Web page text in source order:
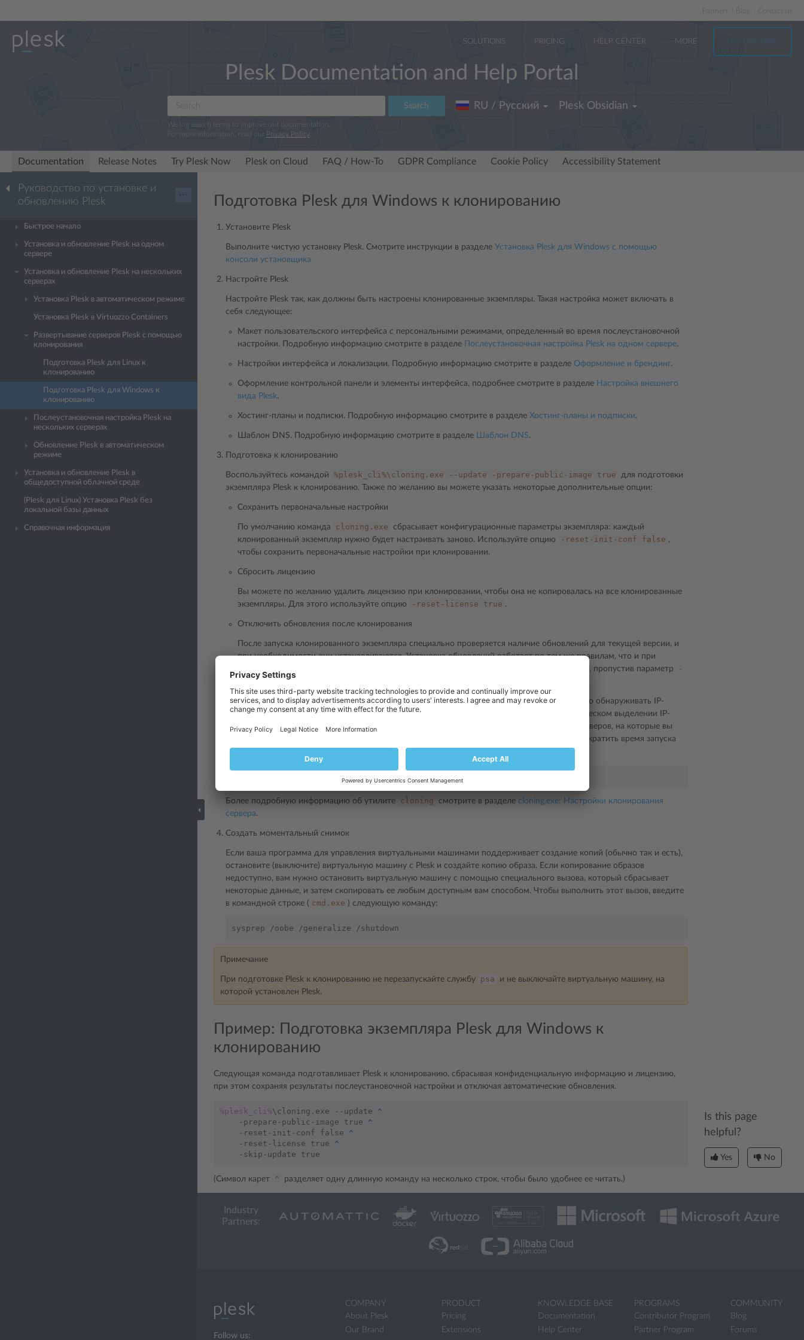
Partners
SOLUTIONS PRICING HELP CENTER MORE TRY FOR FREE
Plesk Documentation and Help Portal
Search
We log search terms to improve our documentation.
For more information, read our Privacy Policy.
RU / Русский Plesk Obsidian
Documentation Release Notes Try Plesk Now Plesk on Cloud FAQ / How-To GDPR Compliance Cookie Policy Accessibility Statement
Руководство по установке и
обновлению Plesk
···
Быстрое начало
Установка и обновление Plesk на одном
сервере
Установка и обновление Plesk на нескольких
серверах
Установка Plesk в автоматическом режиме
Установка Plesk в Virtuozzo Containers
Развертывание серверов Plesk с помощью
клонирования
Подготовка Plesk для Linux к
клонированию
Подготовка Plesk для Windows к
клонированию
Послеустановочная настройка Plesk на
нескольких серверах
Обновление Plesk в автоматическом
режиме
Установка и обновление Plesk в
общедоступной облачной среде
(Plesk для Linux) Установка Plesk без
локальной базы данных
Справочная информация
Подготовка Plesk для Windows к клонированию
Установите Plesk
Выполните чистую установку Plesk. Смотрите инструкции в разделе Установка Plesk для Windows с помощью
консоли установщика
Настройте Plesk
Настройте Plesk так, как должны быть настроены клонированные экземпляры. Такая настройка может включать в
себя следующее:
Макет пользовательского интерфейса с персональными режимами, определенный во время послеустановочной
настройки. Подробную информацию смотрите в разделе
Послеустановочная настройка Plesk на одном сервере.
Настройки интерфейса и локализации. Подробную информацию смотрите в разделе Оформление и брендинг.
Оформление контрольной панели и элементы интерфейса, подробнее смотрите в разделе Настройка внешнего
вида Plesk.
Хостинг-планы и подписки. Подробную информацию смотрите в разделе Хостинг-планы и подписки.
Шаблон DNS. Подробную информацию смотрите в разделе Шаблон DNS.
Подготовка к клонированию
Воспользуйтесь командой %plesk_cli%\cloning.exe --update -prepare-public-image true
для подготовки
экземпляра Plesk к клонированию. Также по желанию вы можете указать некоторые дополнительные опции:
Сохранить первоначальные настройки
По умолчанию команда cloning.exe
сбрасывает конфигурационные параметры экземпляра: каждый
клонированный экземпляр нужно будет настраивать заново. Используйте опцию
-reset-init-conf false ,
чтобы сохранить первоначальные настройки при клонировании.
Сбросить лицензию
Вы можете по желанию удалить лицензию при клонировании, чтобы она не копировалась на все клонированные
экземпляры. Для этого используйте опцию
-reset-license true .
Отключить обновления после клонирования
После запуска клонированного экземпляра специально проверяется наличие обновлений для текущей версии, и
при необходимости они устанавливаются. Установка обновлений работает по тем же правилам, что и при
выполнении задачи ежедневного обслуживания. Можно отменить установку обновлений, пропустив параметр
-
skip-update
Если включена переконфигурация IP-пула, сервер Plesk при каждом перезапуске будет заново обнаруживать IP-
адреса и соответственно перенастраивать свой IP-пул. Используйте эту опцию при динамическом выделении IP-
адресов виртуальным серверам. Вы можете пропустить этот шаг, если для виртуальных серверов, на которые вы
хотите скопировать Plesk, используются статические IP-адреса. Кроме того, это позволит сократить время запуска
Plesk, так как ему не нужно будет каждый раз перенастраивать IP-пул.
Более подробную информацию об утилите cloning смотрите в разделе cloning.exe: Настройки клонирования
сервера.
Создать моментальный снимок
Если ваша программа для управления виртуальными машинами поддерживает создание копий (обычно так и есть),
остановите (выключите) виртуальную машину с Plesk и создайте копию образа. Если копирование образов
недоступно, вам нужно остановить виртуальную машину с помощью специального вызова, который сбрасывает
некоторые данные, и затем скопировать ее любым доступным вам способом. Чтобы выполнить этот вызов, введите
в командной строке ( cmd.exe ) следующую команду:
Примечание
При подготовке Plesk к клонированию не перезапускайте службу psa
и не выключайте виртуальную машину, на
которой установлен Plesk.
Пример: Подготовка экземпляра Plesk для Windows к
клонированию
Следующая команда подготавливает Plesk к клонированию, сбрасывая конфиденциальную информацию и лицензию,
при этом сохраняя результаты послеустановочной настройки и отключая автоматические обновления.
%plesk_cli%\cloning.exe --update ^
   -prepare-public-image true
^
   -reset-init-conf false
^
   -reset-license true
^
(Символ карет ^ разделяет одну длинную команду на несколько строк, чтобы было удобнее ее читать.)
Is this page
helpful?
Yes No
Industry
Partners:
Follow us:
COMPANY
About Plesk
Our Brand
PRODUCT
Pricing
Extensions
KNOWLEDGE BASE
Documentation
Help Center
PROGRAMS
Contributor Program
Partner Program
COMMUNITY
Blog
Forums